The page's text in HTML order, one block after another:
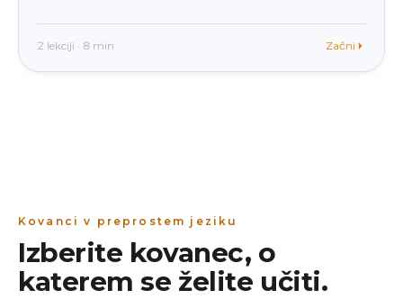
2 lekciji · 8 min Začni
Kovanci v preprostem jeziku
Izberite kovanec, o
katerem se želite učiti.